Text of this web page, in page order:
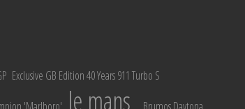
Exclusive GB Edition 40 Years 911 Turbo S
le mans